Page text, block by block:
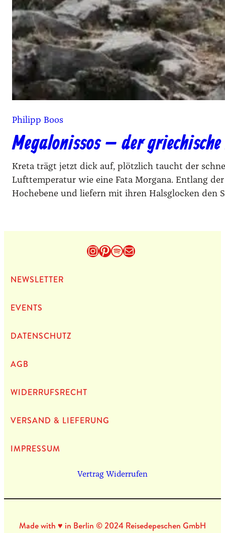
Philipp Boos
Megalonissos – der
Kreta trägt jetzt dick auf, plötzlich taucht der
Lufttemperatur wie eine Fata Morgana. Entlang
Hochebene und liefern mit ihren Halsglocken den
Instagram
Pinterest
Spotify
E-Mail
NEWS­LET­TER
EVENTS
DATEN­SCHUTZ
AGB
WIDERRUFSRECHT
VERSAND & LIEFERUNG
IMPRES­SUM
Vertrag Widerrufen
Made with ♥ in Berlin © 2024 Reisedepeschen GmbH